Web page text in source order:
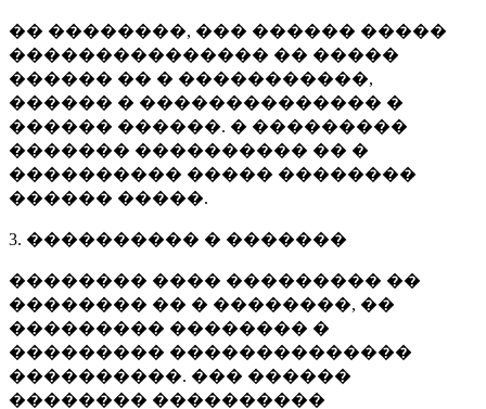
�� ��������, ��� ������ �����
��������������� �� �����
������ �� � �����������,
������ � �������������� �
������ ������. � ���������
������� ���������� �� �
���������� ����� ��������
������ �����.
3. ���������� � �������
�������� ���� ��������� ��
�������� �� � ��������, ��
��������� �������� �
��������� ��������������
����������. ��� ������
�������� ����������